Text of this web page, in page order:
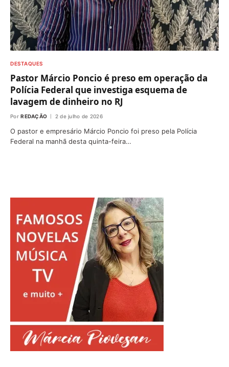
DESTAQUES
Pastor Márcio Poncio é preso em operação da
Polícia Federal que investiga esquema de
lavagem de dinheiro no RJ
Por REDAÇÃO 2 de julho de 2026
O pastor e empresário Márcio Poncio foi preso pela Polícia
Federal na manhã desta quinta-feira…